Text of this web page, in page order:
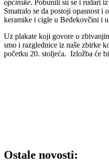
općinske. Pobunili su se i rudari
Smatralo se da postoji opasnost i
keramike i cigle u Bedekovčini i
Uz plakate koji govore o
smo i razglednice iz naše zbirke
početku 20. stoljeća. Izložba će
Ostale novosti: